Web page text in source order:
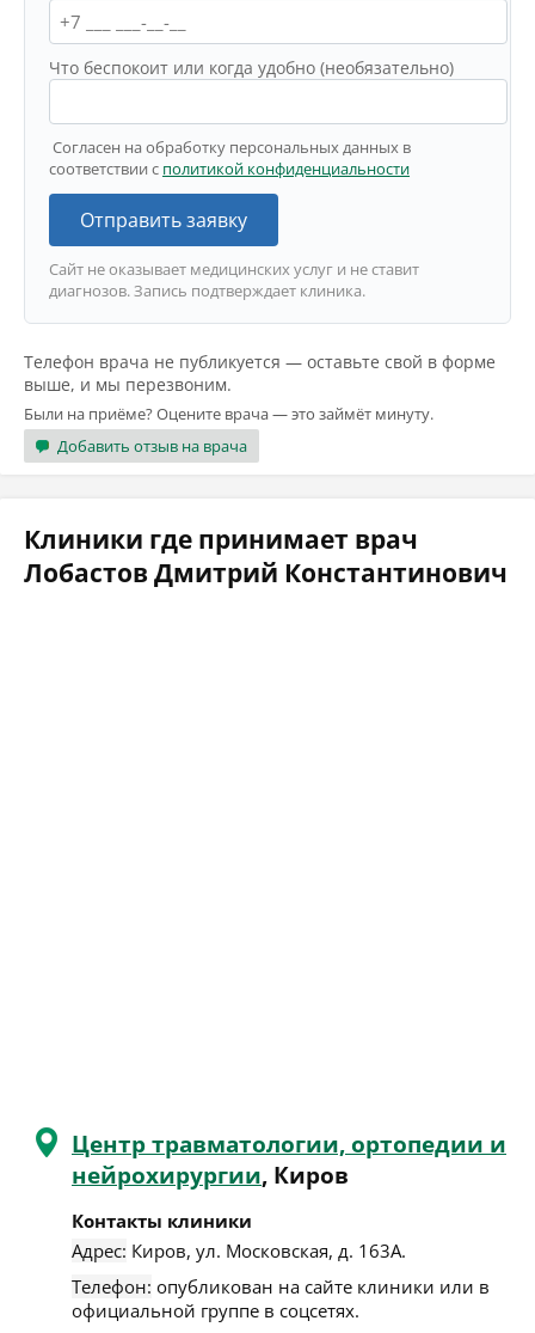
Что беспокоит или когда удобно (необязательно)
Согласен на обработку персональных данных в
соответствии с политикой конфиденциальности
Отправить заявку
Сайт не оказывает медицинских услуг и не ставит
диагнозов. Запись подтверждает клиника.
Телефон врача не публикуется — оставьте свой в форме
выше, и мы перезвоним.
Были на приёме? Оцените врача — это займёт минуту.
Добавить отзыв на врача
Клиники где принимает врач
Лобастов Дмитрий Константинович
Центр травматологии, ортопедии и
нейрохирургии, Киров
Контакты клиники
Адрес: Киров, ул. Московская, д. 163А.
Телефон: опубликован на сайте клиники или в
официальной группе в соцсетях.